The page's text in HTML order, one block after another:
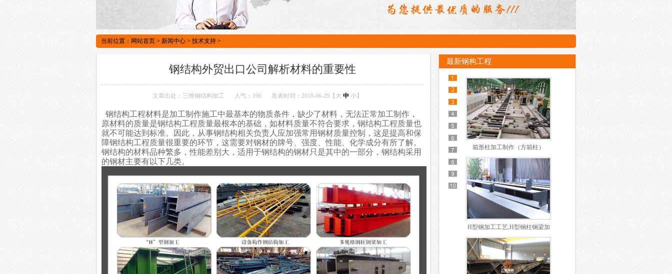
当前位置： 网站首页 > 新闻中心 > 技术支持 >
钢结构外贸出口公司解析材料的重要性
文章出处：三维钢结构加工 人气：196 发表时间：2018-06-29【 大 中 小】
钢结构工程材料是加工制作施工中最基本的物质条件，缺少了材料，无法正常加工制作，
原材料的质量是钢结构工程质量最根本的基础，如材料质量不符合要求，钢结构工程质量也
就不可能达到标准。因此，从事钢结构相关负责人应加强常用钢材质量控制，这是提高和保
障钢结构工程质量很重要的环节，这需要对钢材的牌号、强度、性能、化学成分有所了解。
钢结构的材料品种繁多，性能差别大，适用于钢结构的钢材只是其中的一部分， 钢结构采用
的钢材主要有以下几类。
最新钢构工程
箱形柱加工制作（方箱柱）
H型钢加工工艺,H型钢柱钢梁加
工步骤